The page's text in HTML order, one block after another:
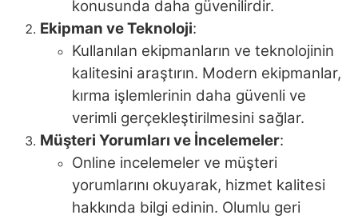
konusunda daha güvenilirdir.
Ekipman ve Teknoloji:
Kullanılan ekipmanların ve teknolojinin
kalitesini araştırın. Modern ekipmanlar,
kırma işlemlerinin daha güvenli ve
verimli gerçekleştirilmesini sağlar.
Müşteri Yorumları ve İncelemeler:
Online incelemeler ve müşteri
yorumlarını okuyarak, hizmet kalitesi
hakkında bilgi edinin. Olumlu geri